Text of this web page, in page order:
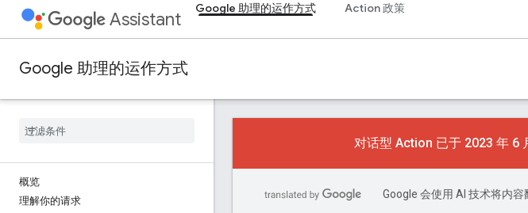
Assistant
Google 助理的运作方式 Action 政策
Google 助理的运作方式
概览
理解你的请求
对话型 Action 已于 2023 年 6
Google 会使用 AI 技术将内